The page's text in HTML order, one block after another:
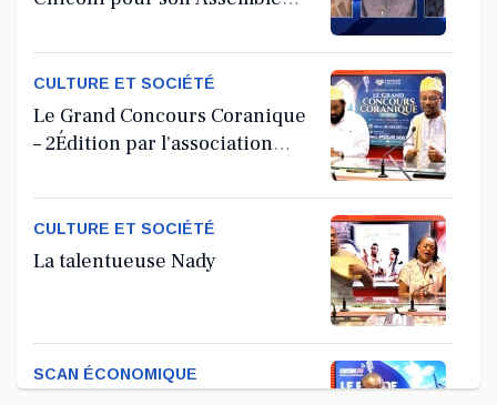
CULTURE ET SOCIÉTÉ
Le Grand Concours Coranique
– 2Édition par l'association
CULTURE ET SOCIÉTÉ
La talentueuse Nady
SCAN ÉCONOMIQUE